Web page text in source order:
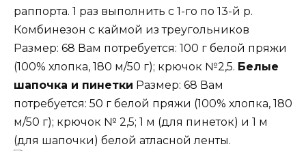
раппорта. 1 раз выполнить с 1-го по 13-й р.
Комбинезон с каймой из треугольников
Размер: 68 Вам потребуется: 100 г белой пряжи
(100% хлопка, 180 м/50 г); крючок №2,5. Белые
шапочка и пинетки Размер: 68 Вам
потребуется: 50 г белой пряжи (100% хлопка, 180
м/50 г); крючок № 2,5; 1 м (для пинеток) и 1 м
(для шапочки) белой атласной ленты.